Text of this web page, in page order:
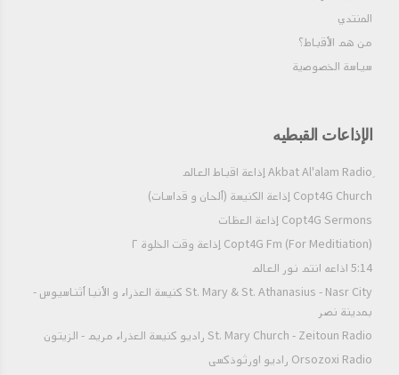
المنتدي
من هم الأقباط؟‎
سياسة الخصوصية
الإذاعات القبطيه
Copt4G Church إذاعة الكنيسة (ألحان و قداسات)
Copt4G Sermons إذاعة العظات
Copt4G Fm (For Meditiation) إذاعة وقت الخلوة ٢
5:14 اذاعه انتم نور العالم
St. Mary & St. Athanasius - Nasr City كنيسة العذراء و الأنبا أثناسيوس -
بمدينة نصر
St. Mary Church - Zeitoun Radio راديو كنيسة العذراء مريم - الزيتون
Orsozoxi Radio راديو اورثوذكسى